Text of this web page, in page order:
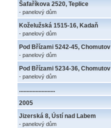
Šafaříkova 2520, Teplice
- panelový dům
Koželužská 1515-16, Kadaň
- panelový dům
Pod Břízami 5242-45, Chomutov
- panelový dům
Pod Břízami 5234-36, Chomutov
- panelový dům
........................
2005
Jizerská 8, Ústí nad Labem
- panelový dům